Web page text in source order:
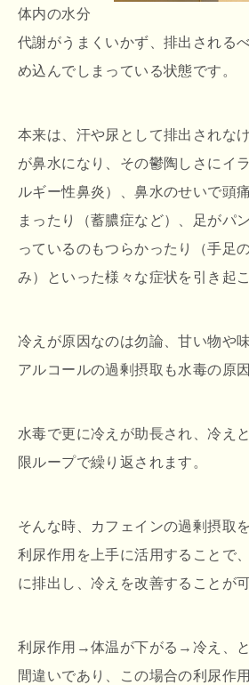
体内の水分
代謝がうまくいかず、排出される
め込んでしまっている状態です。
本来は、汗や尿として排出されな
が鼻水になり、その鬱陶しさにイ
ルギー性鼻炎）、鼻水のせいで頭
まったり（蓄膿症など）、足がパ
っているのもつらかったり（手足
み）といった様々な症状を引き起
冷えが原因なのは勿論、甘い物や
アルコールの過剰摂取も水毒の原
水毒で更に冷えが助長され、冷え
限ループで繰り返されます。
そんな時、カフェインの過剰摂取
利尿作用を上手に活用することで
に排出し、冷えを改善することが
利尿作用→体温が下がる→冷え、
間違いであり、この場合の利尿作